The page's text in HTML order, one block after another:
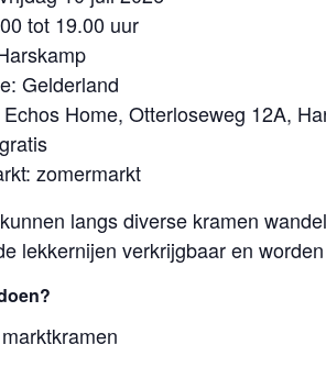
tot 19.00 uur
Gelderland
Home, Otterloseweg 12A,
zomermarkt
langs diverse kramen
lekkernijen verkrijgbaar en